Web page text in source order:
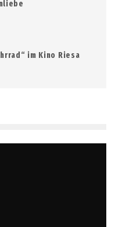
im Kino Riesa